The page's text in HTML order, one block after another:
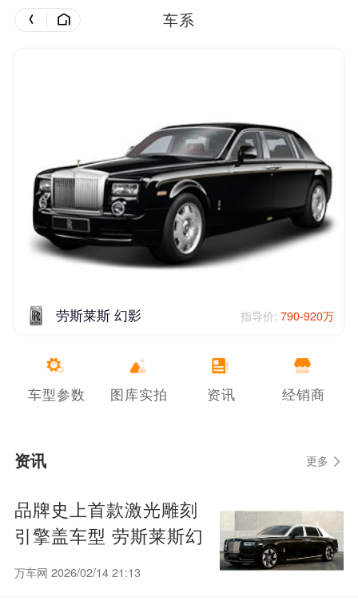
车系
劳斯莱斯 幻影 指导价: 790-920万
车型参数 图库实拍 资讯 经销商
资讯 更多
品牌史上首款激光雕刻
引擎盖车型 劳斯莱斯幻
影定制版亮相
万车网 2026/02/14 21:13